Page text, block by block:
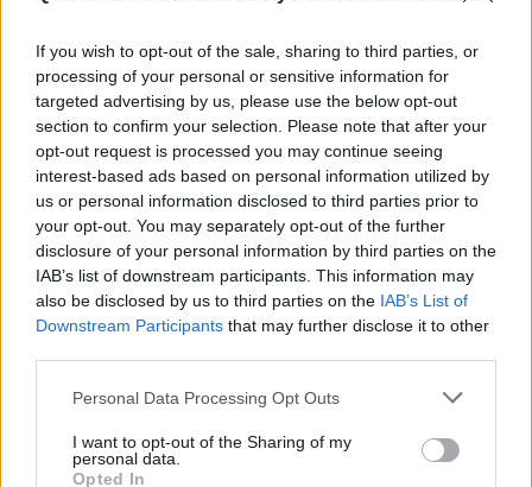
If you wish to opt-out of the sale, sharing to third parties, or
processing of your personal or sensitive information for
targeted advertising by us, please use the below opt-out
section to confirm your selection. Please note that after your
opt-out request is processed you may continue seeing
interest-based ads based on personal information utilized by
us or personal information disclosed to third parties prior to
your opt-out. You may separately opt-out of the further
disclosure of your personal information by third parties on the
IAB’s list of downstream participants. This information may
also be disclosed by us to third parties on the IAB’s List of
Downstream Participants that may further disclose it to other
Personal Data Processing Opt Outs
I want to opt-out of the Sharing of my
personal data.
Opted In
capacidad para atraer a las grandes figuras del
Oblak es un ejemplo más de esta tendencia
imparable. Si las negociaciones llegan a buen
puerto,el Atlético perderá a su capitán y a uno
de sus últimos grandes símbolos.El club
deberá decidir ahora si se mantiene firme en
las exigencias económicas o si, por el contrario,
cede ante los deseos del jugador como
reconocimiento a su trayectoria impecable
defendiendo la portería del equipo.